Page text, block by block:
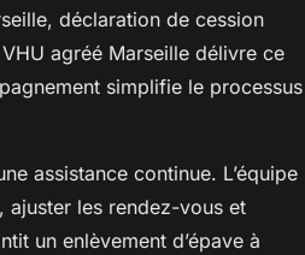
déclaration de cession
agréé Marseille délivre ce
simplifie le processus
assistance continue. L’équipe
les rendez-vous et
un enlèvement d’épave à